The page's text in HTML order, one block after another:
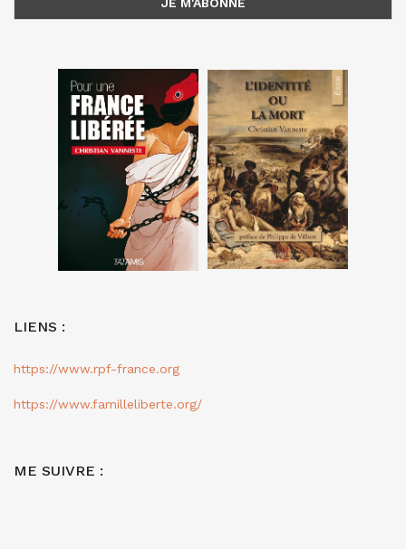
LIENS :
https://www.rpf-france.org
https://www.familleliberte.org/
ME SUIVRE :